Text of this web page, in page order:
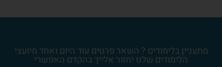
מתעניין בלימודים ? השאר פרטים עוד היום ואחד מיועצי
הלימודים שלנו יחזור אלייך בהקדם האפשרי